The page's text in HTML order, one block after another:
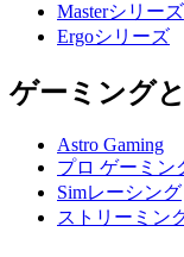
Masterシリーズ
Ergoシリーズ
ゲーミング
Astro Gaming
プロ ゲーミン
Simレーシング
ストリーミン